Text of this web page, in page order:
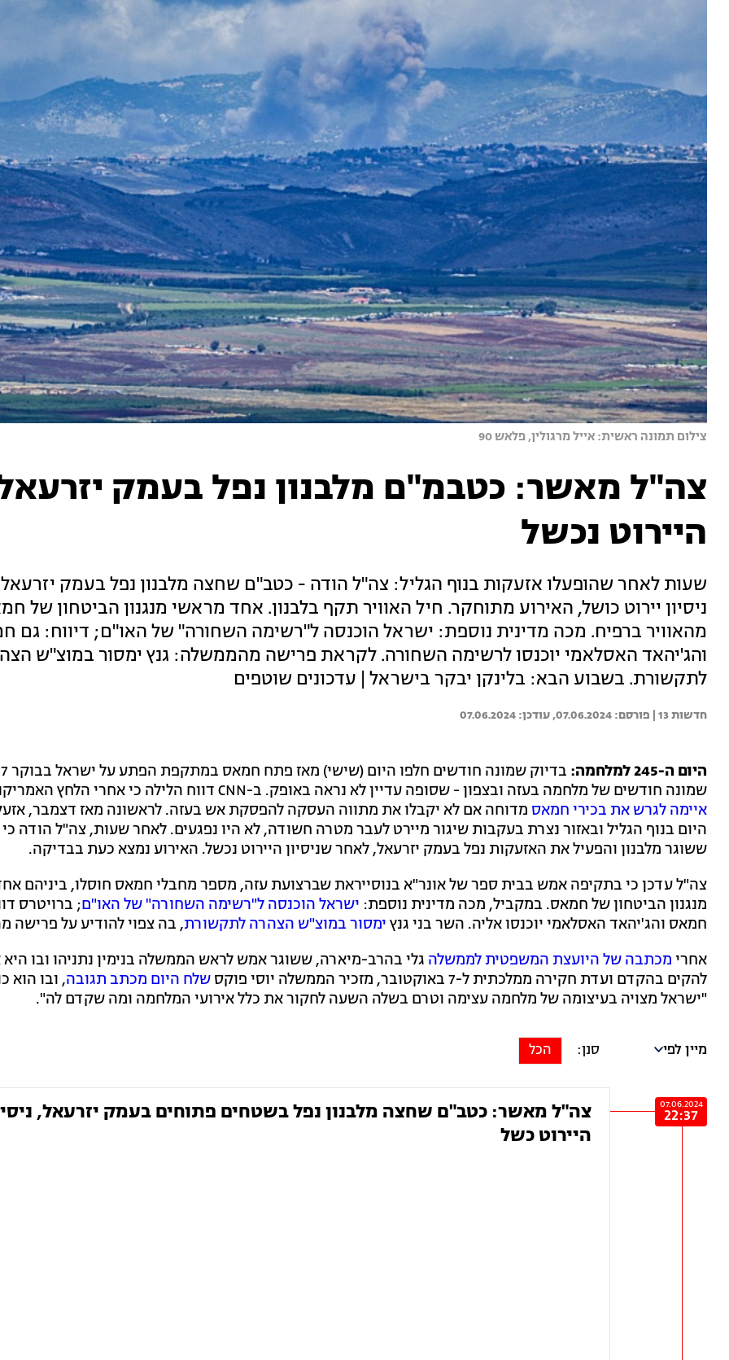
צילום תמונה ראשית: אייל מרגולין, פלאש 90
צה"ל מאשר: כטבמ"ם מלבנון נפל בעמק
היירוט נכשל
שעות לאחר שהופעלו אזעקות בנוף הגליל: צה"ל הודה - כטב"ם שחצה מלבנון נפל בעמק
ניסיון יירוט כושל, האירוע מתוחקר. חיל האוויר תקף בלבנון. אחד מראשי מנגנון הביטחון של
מהאוויר ברפיח. מכה מדינית נוספת: ישראל הוכנסה ל"רשימה השחורה" של האו"ם; דיווח: גם
והג'יהאד האסלאמי יוכנסו לרשימה השחורה. לקראת פרישה מהממשלה: גנץ ימסור במוצ"ש
לתקשורת. בשבוע הבא: בלינקן יבקר בישראל | עדכונים שוטפים
חדשות 13 | 07.06.2024
07.06.2024
היום ה-245 למלחמה:
שמונה חודשים של מלחמה בעזה ובצפון - שסופה עדיין לא נראה באופק. ב-CNN דווח הלילה כי אחרי הלחץ האמריקני -
איימה לגרש את בכירי חמאס מדוחה אם לא יקבלו את מתווה העסקה להפסקת אש בעזה. לראשונה מאז דצמבר,
היום בנוף הגליל ובאזור נצרת בעקבות שיגור מיירט לעבר מטרה חשודה, לא היו נפגעים. לאחר שעות, צה"ל הודה
ששוגר מלבנון והפעיל את האזעקות נפל בעמק יזרעאל, לאחר שניסיון היירוט נכשל. האירוע נמצא כעת בבדיקה.
צה"ל עדכן כי בתקיפה אמש בבית ספר של אונר"א בנוסייראת שברצועת עזה, מספר מחבלי חמאס חוסלו, ביניהם
מנגנון הביטחון של חמאס. במקביל, מכה מדינית נוספת: ישראל הוכנסה ל"רשימה השחורה" של האו"ם; ברויטרס
חמאס והג'יהאד האסלאמי יוכנסו אליה. השר בני גנץ ימסור במוצ"ש הצהרה לתקשורת, בה צפוי להודיע על פרישה
אחרי מכתבה של היועצת המשפטית לממשלה גלי בהרב-מיארה, ששוגר אמש לראש הממשלה בנימין נתניהו ובו
להקים בהקדם ועדת חקירה ממלכתית ל-7 באוקטובר, מזכיר הממשלה יוסי פוקס
שלח היום מכתב תגובה, ובו הוא
"ישראל מצויה בעיצומה של מלחמה עצימה וטרם בשלה השעה לחקור את כלל אירועי המלחמה ומה שקדם לה".
מיין לפי הכל
07.06.2024
22:37
צה"ל מאשר: כטב"ם שחצה מלבנון נפל בשטחים פתוחים בעמק יזרעאל,
היירוט כשל